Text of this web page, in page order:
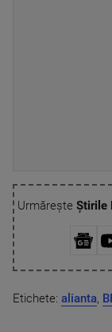
Urmărește Știrile
Etichete: alianta,